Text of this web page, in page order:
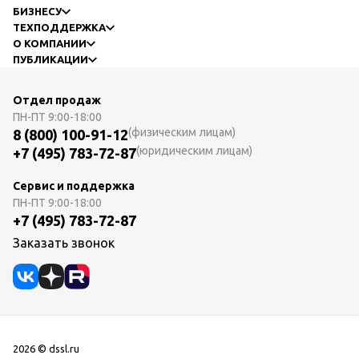
БИЗНЕСУ
ТЕХПОДДЕРЖКА
О КОМПАНИИ
ПУБЛИКАЦИИ
Отдел продаж
ПН-ПТ 9:00-18:00
8 (800) 100-91-12(физическим лицам)
+7 (495) 783-72-87(юридическим лицам)
Сервис и поддержка
ПН-ПТ 9:00-18:00
+7 (495) 783-72-87
Заказать звонок
2026 © dssl.ru